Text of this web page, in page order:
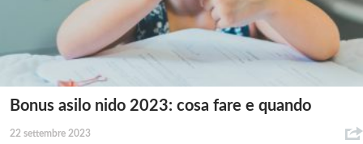
Bonus asilo nido 2023: cosa fare e quando
22 settembre 2023